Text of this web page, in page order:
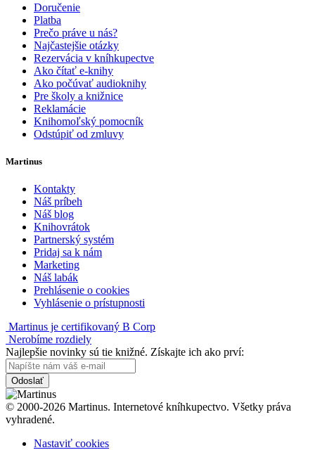
Doručenie
Platba
Prečo práve u nás?
Najčastejšie otázky
Rezervácia v kníhkupectve
Ako čítať e-knihy
Ako počúvať audioknihy
Pre školy a knižnice
Reklamácie
Knihomoľský pomocník
Odstúpiť od zmluvy
Martinus
Kontakty
Náš príbeh
Náš blog
Knihovrátok
Partnerský systém
Pridaj sa k nám
Marketing
Náš labák
Prehlásenie o cookies
Vyhlásenie o prístupnosti
Martinus je certifikovaný B Corp
Nerobíme rozdiely
Najlepšie novinky sú tie knižné. Získajte ich ako prví:
Odoslať
© 2000-2026 Martinus. Internetové kníhkupectvo. Všetky práva
vyhradené.
Nastaviť cookies